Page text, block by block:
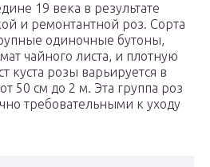
19 века в результате
и ремонтантной роз. Сорта
одиночные бутоны,
чайного листа, и плотную
куста розы варьируется в
50 см до 2 м. Эта группа роз
требовательными к уходу